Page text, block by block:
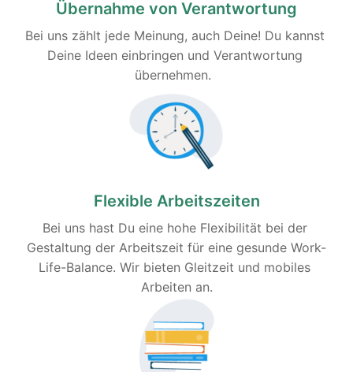
Übernahme von Verantwortung
Bei uns zählt jede Meinung, auch Deine! Du kannst
Deine Ideen einbringen und Verantwortung
übernehmen.
Flexible Arbeitszeiten
Bei uns hast Du eine hohe Flexibilität bei der
Gestaltung der Arbeitszeit für eine gesunde Work-
Life-Balance. Wir bieten Gleitzeit und mobiles
Arbeiten an.